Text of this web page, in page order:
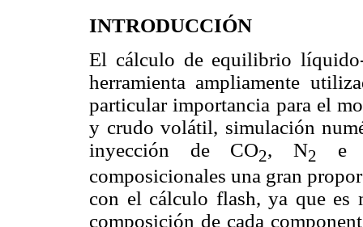
INTRODUCCIÓN
El cálculo de equilibrio
herramienta ampliamente
particular importancia para el
y crudo volátil, simulación
inyección de CO2, N2
e
composicionales una gran
con el cálculo flash, ya que es
composición de cada